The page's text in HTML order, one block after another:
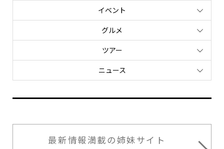
イベント
グルメ
ツアー
ニュース
最新情報満載の姉妹サイト